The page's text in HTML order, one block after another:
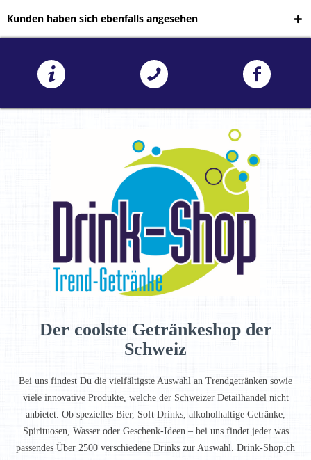
Kunden haben sich ebenfalls angesehen
Der coolste Getränkeshop der
Schweiz
Bei uns findest Du die vielfältigste Auswahl an Trendgetränken sowie
viele innovative Produkte, welche der Schweizer Detailhandel nicht
anbietet. Ob spezielles Bier, Soft Drinks, alkoholhaltige Getränke,
Spirituosen, Wasser oder Geschenk-Ideen – bei uns findet jeder was
passendes Über 2500 verschiedene Drinks zur Auswahl. Drink-Shop.ch